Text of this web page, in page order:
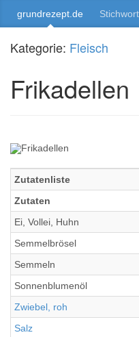
grundrezept.de
Kategorie: Fleisch
Frikadellen
Zutatenliste
Zutaten
Ei, Vollei, Huhn
Semmelbrösel
Semmeln
Sonnenblumenöl
Zwiebel, roh
Salz